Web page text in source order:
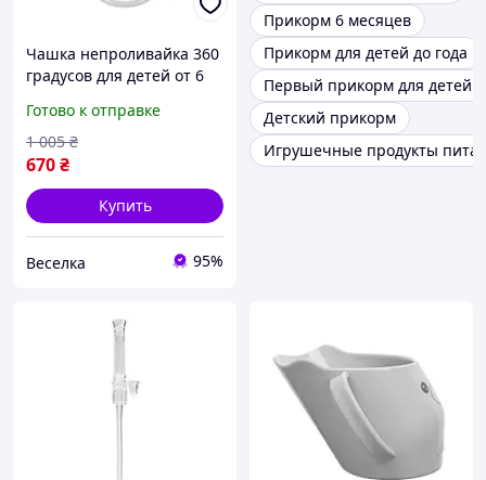
Чашка непроливайка 360
градусов для детей от 6
дизайном и безопасными
материалами FLAME
Готово к отправке
670₴
1 005 ₴
Купить
Веселка 95%
Прикорм 6 месяцев
Прикорм для детей до года
Первый прикорм для детей
Детский прикорм
Игрушечные продукты